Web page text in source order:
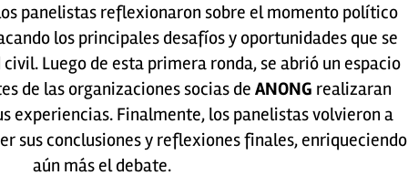
panelistas reflexionaron sobre el momento político
los principales desafíos y oportunidades que se
Luego de esta primera ronda, se abrió un espacio
de las organizaciones socias de ANONG realizaran
experiencias. Finalmente, los panelistas volvieron a
sus conclusiones y reflexiones finales, enriqueciendo
aún más el debate.